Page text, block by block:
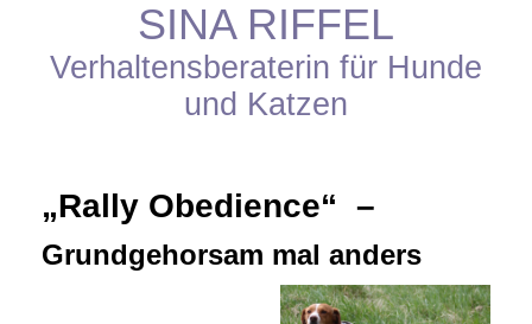
SINA RIFFEL
Verhaltensberaterin für Hunde
und Katzen
„Rally Obedience“ –
Grundgehorsam mal anders